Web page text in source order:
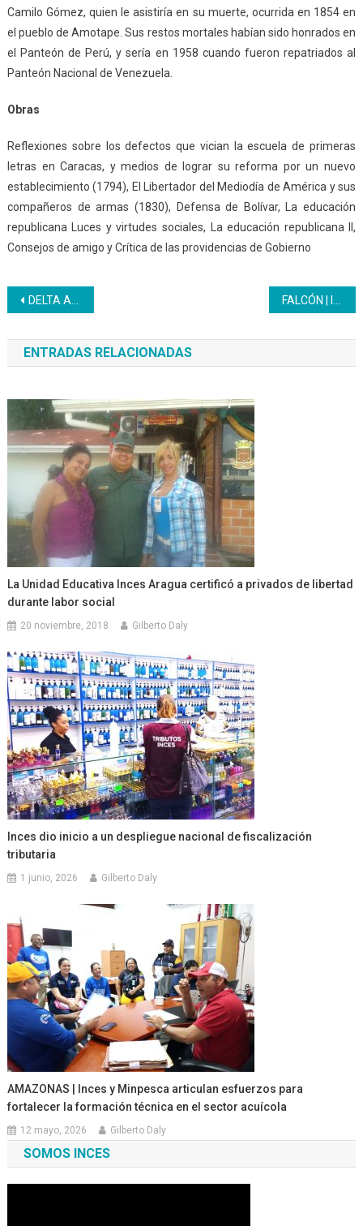
Camilo Gómez, quien le asistiría en su muerte, ocurrida en 1854 en
el pueblo de Amotape. Sus restos mortales habían sido honrados en
el Panteón de Perú, y sería en 1958 cuando fueron repatriados al
Panteón Nacional de Venezuela.
Obras
Reflexiones sobre los defectos que vician la escuela de primeras
letras en Caracas, y medios de lograr su reforma por un nuevo
establecimiento (1794), El Libertador del Mediodía de América y sus
compañeros de armas (1830), Defensa de Bolívar, La educación
republicana Luces y virtudes sociales, La educación republicana II,
Consejos de amigo y Crítica de las providencias de Gobierno
Navegación
de
entradas
DELTA AMACURO| Una oportunidad para el emprendimiento con el curso Elaboración de Tortas
ENTRADAS RELACIONADAS
La Unidad Educativa Inces Aragua certificó a privados de libertad
durante labor social
20 noviembre, 2018 Gilberto Daly
Inces dio inicio a un despliegue nacional de fiscalización
tributaria
1 junio, 2026 Gilberto Daly
AMAZONAS | Inces y Minpesca articulan esfuerzos para
fortalecer la formación técnica en el sector acuícola
12 mayo, 2026 Gilberto Daly
SOMOS INCES